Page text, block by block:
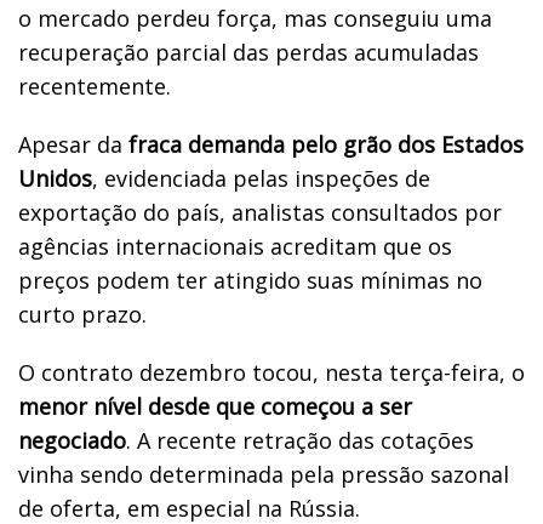
o mercado perdeu força, mas conseguiu uma
recuperação parcial das perdas acumuladas
recentemente.
Apesar da fraca demanda pelo grão dos Estados
Unidos, evidenciada pelas inspeções de
exportação do país, analistas consultados por
agências internacionais acreditam que os
preços podem ter atingido suas mínimas no
curto prazo.
O contrato dezembro tocou, nesta terça-feira, o
menor nível desde que começou a ser
negociado. A recente retração das cotações
vinha sendo determinada pela pressão sazonal
de oferta, em especial na Rússia.